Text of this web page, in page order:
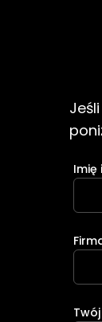
Imię